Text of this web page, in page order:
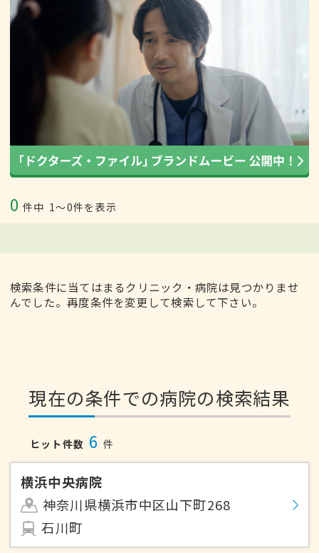
0 件中 1〜0件を表示
検索条件に当てはまるクリニック・病院は見つかりませ
んでした。再度条件を変更して検索して下さい。
現在の条件での病院の検索結果
ヒット件数 6 件
横浜中央病院
神奈川県横浜市中区山下町268
石川町